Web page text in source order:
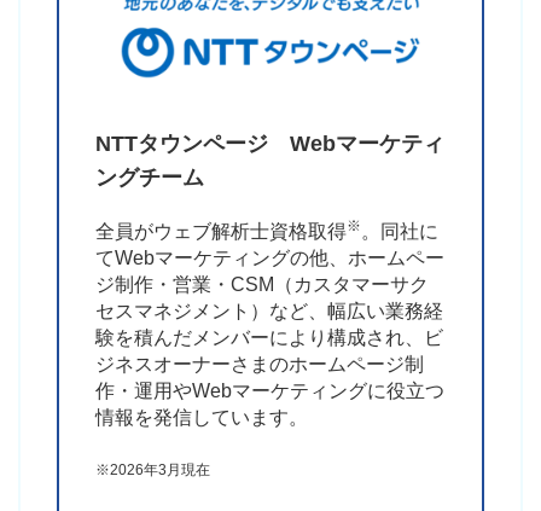
NTTタウンページ Webマーケティ
ングチーム
全員がウェブ解析士資格取得※ 。同社に
てWebマーケティングの他、ホームペー
ジ制作・営業・CSM（カスタマーサク
セスマネジメント）など、幅広い業務経
験を積んだメンバーにより構成され、ビ
ジネスオーナーさまのホームページ制
作・運用やWebマーケティングに役立つ
情報を発信しています。
※2026年3月現在